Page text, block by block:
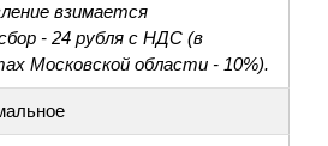
взимается
- 24 рубля с НДС (в
Московской области - 10%).